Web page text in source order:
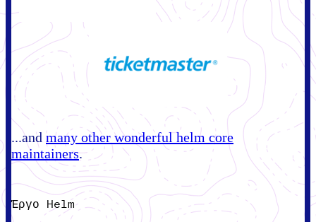
...and many other wonderful helm core
maintainers.
Έργο Helm